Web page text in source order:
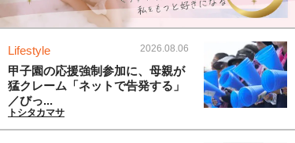
Lifestyle 2026.08.06
甲子園の応援強制参加に、母親が
猛クレーム「ネットで告発する」
／びっ...
トシタカマサ